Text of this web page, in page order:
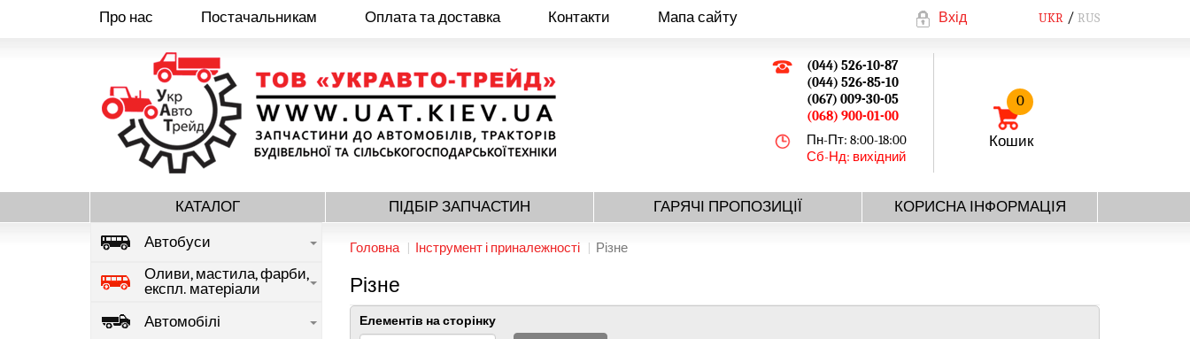
КАТАЛОГ ПІДБІР ЗАПЧАСТИН ГАРЯЧІ ПРОПОЗИЦІЇ КОРИСНА ІНФОРМАЦІЯ
UKR RUS
Про нас Постачальникам Оплата та доставка Контакти Мапа сайту Вхід
(044) 526-10-87
(044) 526-85-10
(067) 009-30-05
(068) 900-01-00
Пн-Пт: 8:00-18:00
Сб-Нд: вихідний
0
Кошик
Автобуси
Оливи, мастила, фарби,
експл. матеріали
Автомобілі
Головна Інструмент і приналежності Різне
Різне
Елементів на сторінку